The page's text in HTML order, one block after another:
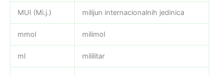
MUI (Mi.j.) milijun internacionalnih jedinica
mmol milimol
ml mililitar